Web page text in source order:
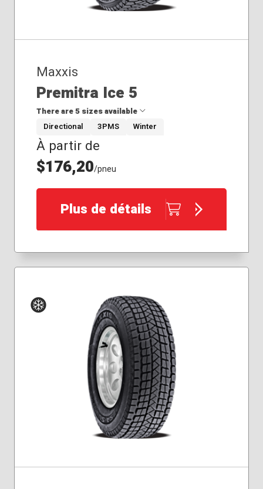
Maxxis
Premitra Ice 5
There are 5 sizes available
225/60R18
235/55R20
235/65R18
245/55R19
265/60R18
Directional 3PMS Winter
À partir de
$176,20/pneu
Plus de détails